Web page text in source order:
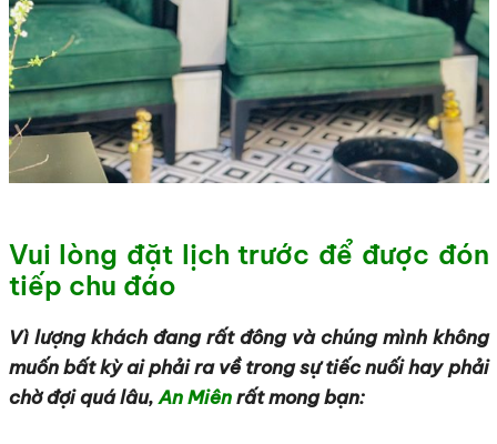
Vui lòng đặt lịch trước để được đón
tiếp chu đáo
Vì lượng khách đang rất đông và chúng mình không
muốn bất kỳ ai phải ra về trong sự tiếc nuối hay phải
chờ đợi quá lâu,An Miênrất mong bạn: